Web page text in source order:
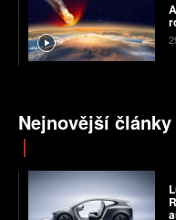
Nejnovější články